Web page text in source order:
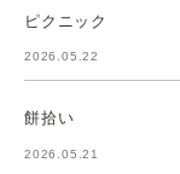
ピクニック
2026.05.22
餅拾い
2026.05.21